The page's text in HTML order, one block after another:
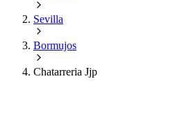
Sevilla
Bormujos
Chatarreria Jjp